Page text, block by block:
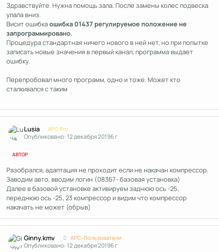
Здравствуйте. Нужна помощь зала. После замены колес подвеска
упала вниз.
Висит ошибкаошибка 01437 регулируемое положение не
запрограммировано.
Процедура стандартная ничего нового в ней нет, но при попытке
записать новые значения в первый канал, программа выдает
ошибку.
Перепробовал много программ, одно и тоже. Может кто
сталкивался с таким
Lusia APC Pro
Опубликовано:12 декабря 20196 г
АВТОР
Разобрался, адаптация не проходит если не накачан компрессор.
Заводим авто, вводим логин (08367- базовая установка)
Далее в базовой установке активируем заднюю ось -25,
переднюю ось -25, 23 компрессор и видим что компрессор
накачать не может (обрыв)
Ginny.kmv APC-Пользователи
Опубликовано:12 декабря 20196 г